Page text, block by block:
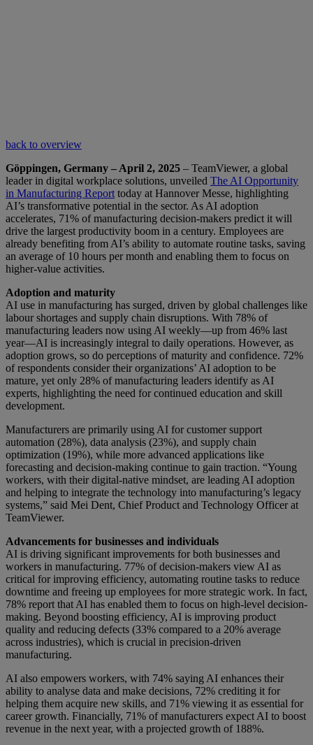
back to overview
Göppingen, Germany – April 2, 2025 – TeamViewer, a global
leader in digital workplace solutions, unveiled The AI Opportunity
in Manufacturing Report today at Hannover Messe, highlighting
AI’s transformative potential in the sector. As AI adoption
accelerates, 71% of manufacturing decision-makers predict it will
drive the largest productivity boom in a century. Employees are
already benefiting from AI’s ability to automate routine tasks, saving
an average of 10 hours per month and enabling them to focus on
higher-value activities.
Adoption and maturity
AI use in manufacturing has surged, driven by global challenges like
labour shortages and supply chain disruptions. With 78% of
manufacturing leaders now using AI weekly—up from 46% last
year—AI is increasingly integral to daily operations. However, as
adoption grows, so do perceptions of maturity and confidence. 72%
of respondents consider their organizations’ AI adoption to be
mature, yet only 28% of manufacturing leaders identify as AI
experts, highlighting the need for continued education and skill
development.
Manufacturers are primarily using AI for customer support
automation (28%), data analysis (23%), and supply chain
optimization (19%), while more advanced applications like
forecasting and decision-making continue to gain traction. “Young
workers, with their digital-native mindset, are leading AI adoption
and helping to integrate the technology into manufacturing’s legacy
systems,” said Mei Dent, Chief Product and Technology Officer at
TeamViewer.
Advancements for businesses and individuals
AI is driving significant improvements for both businesses and
workers in manufacturing. 77% of decision-makers view AI as
critical for improving efficiency, automating routine tasks to reduce
downtime and freeing up employees for more strategic work. In fact,
78% report that AI has enabled them to focus on high-level decision-
making. Beyond boosting efficiency, AI is improving product
quality and reducing defects (33% compared to a 20% average
across industries), which is crucial in precision-driven
manufacturing.
AI also empowers workers, with 74% saying AI enhances their
ability to analyse data and make decisions, 72% crediting it for
helping them acquire new skills, and 71% viewing it as essential for
career growth. Financially, 71% of manufacturers expect AI to boost
revenue in the next year, with a projected growth of 188%.